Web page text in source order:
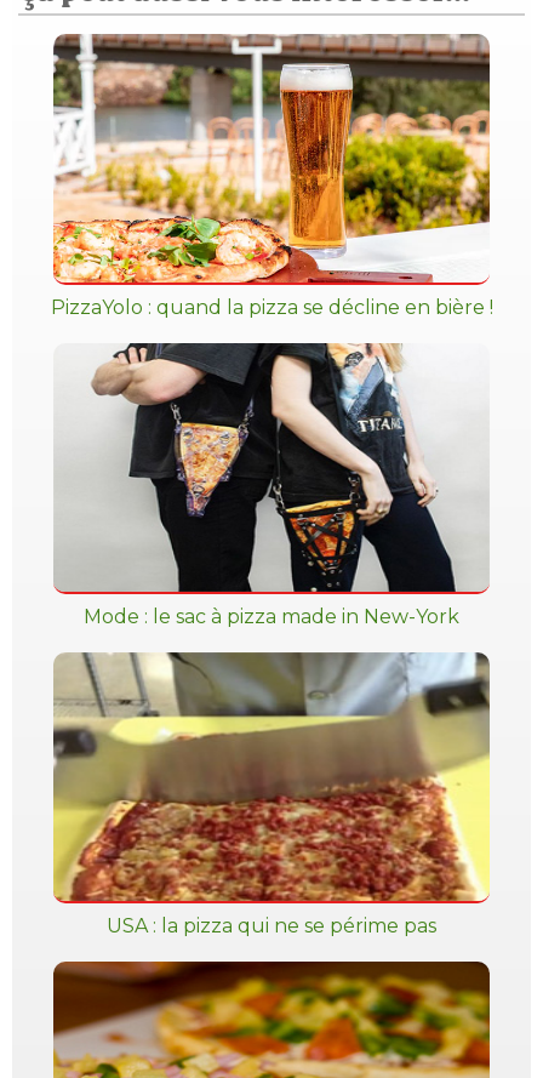
PizzaYolo : quand la pizza se décline en bière !
Mode : le sac à pizza made in New-York
USA : la pizza qui ne se périme pas